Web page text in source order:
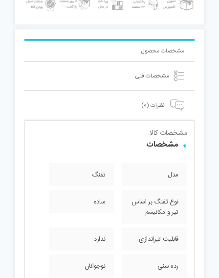
مشخصات محصول
مشخصات فنی
نظرات (0)
مشخصات کالا
مشخصات
مدل تفنگ
نوع تفنگ بر اساس
تیر و مکانیسم
ساده
قابلیت تیراندازی ندارد
رده سنی نوجوانان